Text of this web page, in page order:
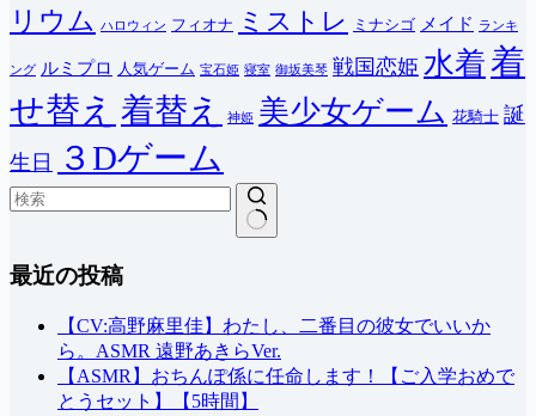
リウム
ハロウィン フィオナ ミストレ ミナシゴ メイド ランキ
ング ルミプロ 人気ゲーム 宝石姫 寝室 御坂美琴 戦国恋姫 水着着
せ替え 着替え 神姫 美少女ゲーム 花騎士 誕
生日
３Dゲーム
果
最近の投稿
【CV:高野麻里佳】わたし、二番目の彼女でいいか
ら。ASMR 遠野あきらVer.
【ASMR】おちんぽ係に任命します！【ご入学おめで
とうセット】【5時間】